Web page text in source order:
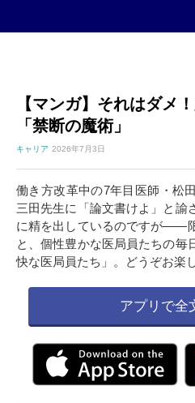
【マンガ】それはダメ
「禁断の魔術」
キャリア 2026年7月3日
働き方改革中の7年目医師・松
三田先生に「論文書けよ」と諭
に精を出しているのですが――
と、個性豊かな医局員たちの毎
快な医局員たち」。どうぞお楽
アプリで全